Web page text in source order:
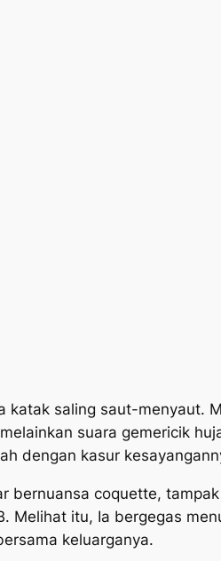
katak saling saut-menyaut.
suara gemericik
dengan kasur
bernuansa coquette,
Melihat itu, Ia bergegas
keluarganya.